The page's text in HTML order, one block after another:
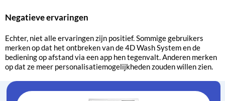
Negatieve ervaringen
Echter, niet alle ervaringen zijn positief. Sommige gebruikers
merken op dat het ontbreken van de 4D Wash System en de
bediening op afstand via een app hen tegenvalt. Anderen merken
op dat ze meer personalisatiemogelijkheden zouden willen zien.